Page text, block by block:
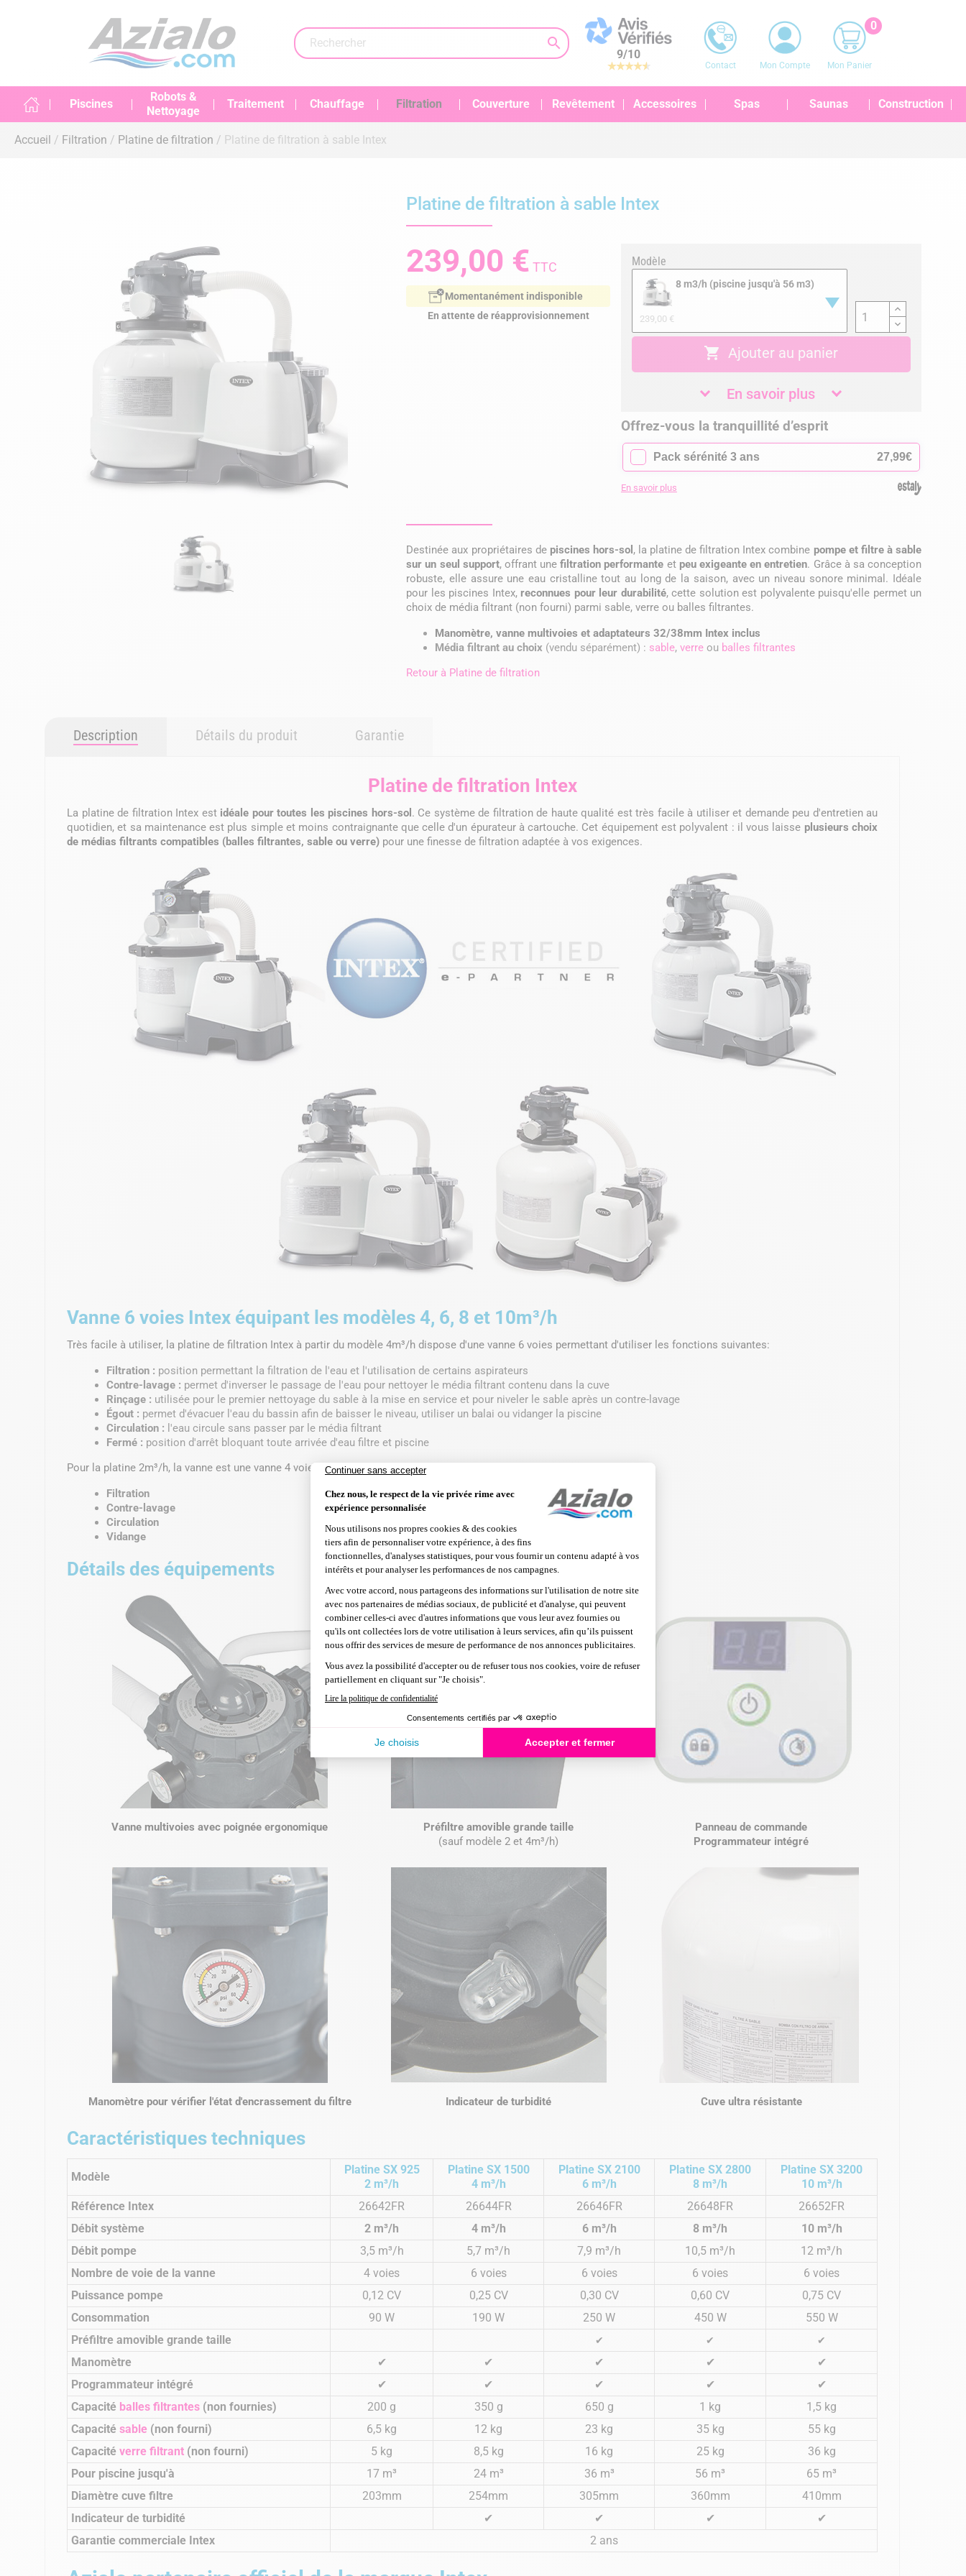

9/10
Contact Mon Compte
0
Mon Panier
Piscines
Robots &
Nettoyage
Traitement Chauffage Filtration Couverture Revêtement Accessoires Spas Saunas Construction
Accueil Filtration Platine de filtration Platine de filtration à sable Intex
Platine de filtration à sable Intex
239,00 € TTC
Momentanément indisponible
En attente de réapprovisionnement
Modèle
8 m3/h (piscine jusqu'à 56 m3)
239,00 €
 Ajouter au panier
En savoir plus
Offrez-vous la tranquillité d’esprit
✓ Pack sérénité 3 ans 27,99€
En savoir plus
Destinée aux propriétaires de piscines hors-sol , la platine de filtration Intex combine pompe et filtre à sable
sur un seul support, offrant unefiltration performante et peu exigeante en entretien. Grâce à sa conception
robuste, elle assure une eau cristalline tout au long de la saison, avec un niveau sonore minimal. Idéale
pour les piscines Intex, reconnues pour leur durabilité, cette solution est polyvalente puisqu'elle permet un
choix de média filtrant (non fourni) parmi sable, verre ou balles filtrantes.
Manomètre, vanne multivoies et adaptateurs 32/38mm Intex inclus
Média filtrant au choix (vendu séparément) : sable,verre ou balles filtrantes
Retour à Platine de filtration
Description Détails du produit Garantie
Platine de filtration Intex
La platine de filtration Intex estidéale pour toutes les piscines hors-sol . Ce système de filtration de haute qualité est très facile à utiliser et demande peu d'entretien au
quotidien, et sa maintenance est plus simple et moins contraignante que celle d'un épurateur à cartouche. Cet équipement est polyvalent : il vous laisse plusieurs choix
de médias filtrants compatibles (balles filtrantes, sable ou verre) pour une finesse de filtration adaptée à vos exigences.
Vanne 6 voies Intex équipant les modèles 4, 6, 8 et 10m³/h
Très facile à utiliser, la platine de filtration Intex à partir du modèle 4m³/h dispose d'une vanne 6 voies permettant d'utiliser les fonctions suivantes:
Filtration : position permettant la filtration de l'eau et l'utilisation de certains aspirateurs
Contre-lavage : permet d'inverser le passage de l'eau pour nettoyer le média filtrant contenu dans la cuve
Rinçage : utilisée pour le premier nettoyage du sable à la mise en service et pour niveler le sable après un contre-lavage
Égout : permet d'évacuer l'eau du bassin afin de baisser le niveau, utiliser un balai ou vidanger la piscine
Circulation : l'eau circule sans passer par le média filtrant
Fermé : position d'arrêt bloquant toute arrivée d'eau filtre et piscine
Pour la platine 2m³/h, la vanne est une vanne 4 voies proposant les fonctions suivantes :
Filtration
Contre-lavage
Circulation
Vidange
Détails des équipements
Vanne multivoies avec poignée ergonomique
Préfiltre amovible grande taille
(sauf modèle 2 et 4m³/h)
Panneau de commande
Programmateur intégré
Manomètre pour vérifier l'état d'encrassement du filtre Indicateur de turbidité Cuve ultra résistante
Caractéristiques techniques
Modèle
Platine SX 925
2 m³/h
Platine SX 1500
4 m³/h
Platine SX 2100
6 m³/h
Platine SX 2800
8 m³/h
Platine SX 3200
10 m³/h
Référence Intex
26642FR 26644FR 26646FR 26648FR
26652FR
Débit système
2 m³/h 4 m³/h 6 m³/h 8 m³/h
10 m³/h
Débit pompe
3,5 m³/h 5,7 m³/h 7,9 m³/h 10,5 m³/h
12 m³/h
Nombre de voie de la vanne
4 voies 6 voies 6 voies 6 voies
6 voies
Puissance pompe
0,12 CV 0,25 CV 0,30 CV 0,60 CV
0,75 CV
Consommation
90 W 190 W 250 W 450 W
550 W
Préfiltre amovible grande taille
✔ ✔ ✔
Manomètre ✔ ✔ ✔ ✔
✔
Programmateur intégré
✔ ✔ ✔ ✔
✔
Capacité balles filtrantes (non fournies) 200 g 350 g 650 g 1 kg
1,5 kg
Capacité sable (non fourni) 6,5 kg 12 kg 23 kg 35 kg
55 kg
Capacité verre filtrant (non fourni) 5 kg 8,5 kg 16 kg 25 kg
36 kg
Pour piscine jusqu'à
17 m³ 24 m³ 36 m³ 56 m³
65 m³
Diamètre cuve filtre
203mm 254mm 305mm 360mm
410mm
Indicateur de turbidité
✔ ✔ ✔
✔
Garantie commerciale Intex
2 ans